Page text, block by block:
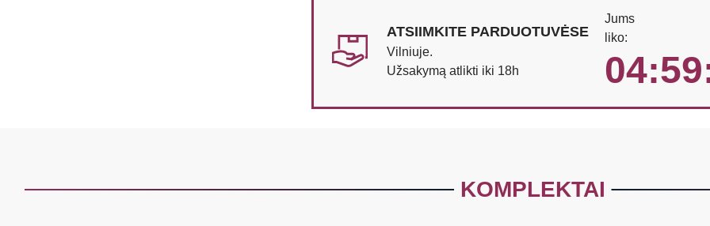
ATSIIMKITE PARDUOTUVĖSE
Vilniuje.
Užsakymą atlikti iki 18h
Jums
liko:
KOMPLEKTAI